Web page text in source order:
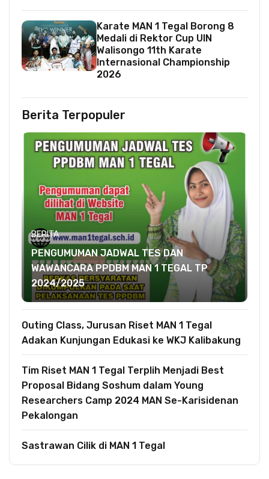
Karate MAN 1 Tegal Borong 8
Medali di Rektor Cup UIN
Walisongo 11th Karate
Internasional Championship
2026
Berita Terpopuler
BERITA
PENGUMUMAN JADWAL TES DAN
WAWANCARA PPDBM MAN 1 TEGAL TP
2024/2025
Outing Class, Jurusan Riset MAN 1 Tegal
Adakan Kunjungan Edukasi ke WKJ Kalibakung
Tim Riset MAN 1 Tegal Terplih Menjadi Best
Proposal Bidang Soshum dalam Young
Researchers Camp 2024 MAN Se-Karisidenan
Pekalongan
Sastrawan Cilik di MAN 1 Tegal